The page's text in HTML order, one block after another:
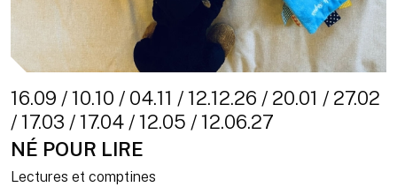
16.09 / 10.10 / 04.11 / 12.12.26 / 20.01 / 27.02
/ 17.03 / 17.04 / 12.05 / 12.06.27
NÉ POUR LIRE
Lectures et comptines